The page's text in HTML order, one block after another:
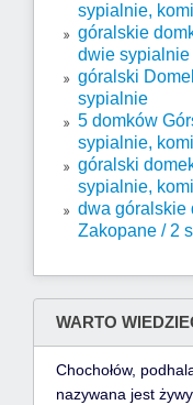
sypialnie,
góralskie
dwie sypialnie
góralski
sypialnie
5 domków
sypialnie,
góralski
sypialnie,
dwa góralskie
Zakopane / 2
WARTO
Chochołów,
nazywana jest